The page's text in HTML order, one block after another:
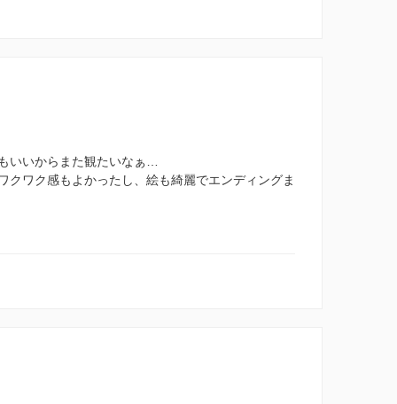
いいからまた観たいなぁ…
クワク感もよかったし、絵も綺麗でエンディングま